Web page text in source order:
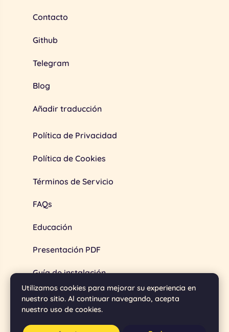
Utilizamos cookies para mejorar su experiencia en
nuestro sitio. Al continuar navegando, acepta
nuestro uso de cookies.
Contacto
Github
Telegram
Blog
Añadir traducción
Política de Privacidad
Política de Cookies
Términos de Servicio
FAQs
Educación
Presentación PDF
Guía de instalación